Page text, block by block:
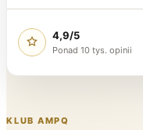
4,9/5
Ponad 10 tys. opinii
KLUB AMPQ